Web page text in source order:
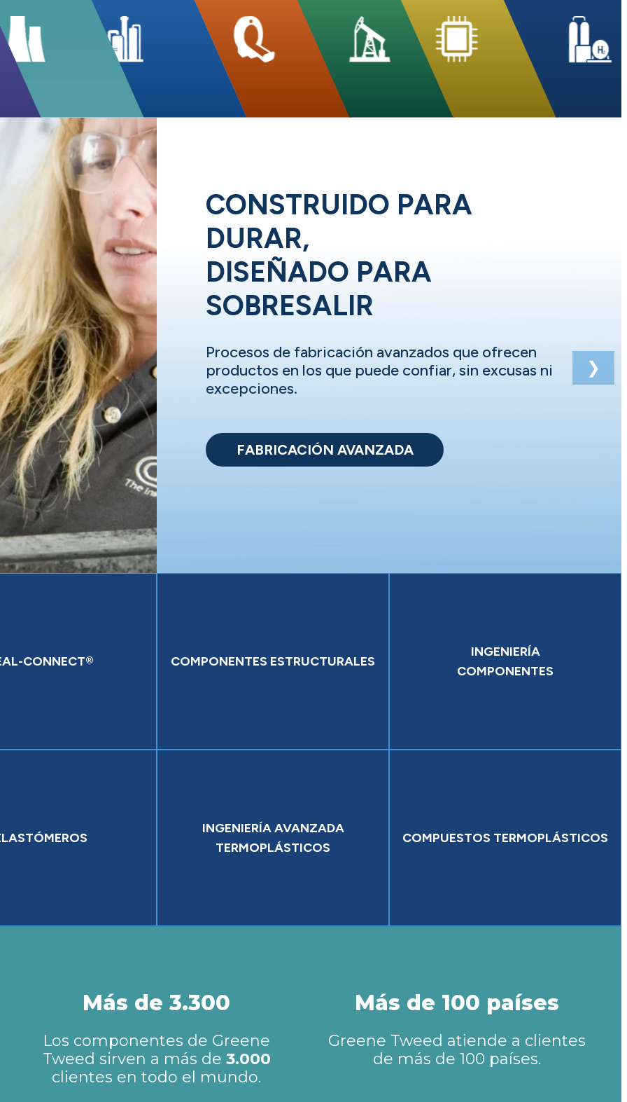
CONSTRUIDO PARA
DURAR,
DISEÑADO PARA
SOBRESALIR
Procesos de fabricación avanzados que ofrecen
productos en los que puede confiar, sin excusas ni
excepciones.
FABRICACIÓN AVANZADA
❯
CONNECT® COMPONENTES ESTRUCTURALES
INGENIERÍA
COMPONENTES
INGENIERÍA AVANZADA
TERMOPLÁSTICOS
COMPUESTOS TERMOPLÁSTICOS
Más de 3.300
Los componentes de Greene
Tweed sirven a más de 3.000
clientes en todo el mundo.
Más de 100 países
Greene Tweed atiende a clientes
de más de 100 países.